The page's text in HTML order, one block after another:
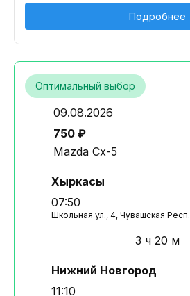
Подробнее
Оптимальный выбор
09.08.2026
750 ₽
Mazda Cx-5
Хыркасы
07:50
Школьная ул., 4, Чувашская Респ.
3 ч 20 м
Нижний Новгород
11:10